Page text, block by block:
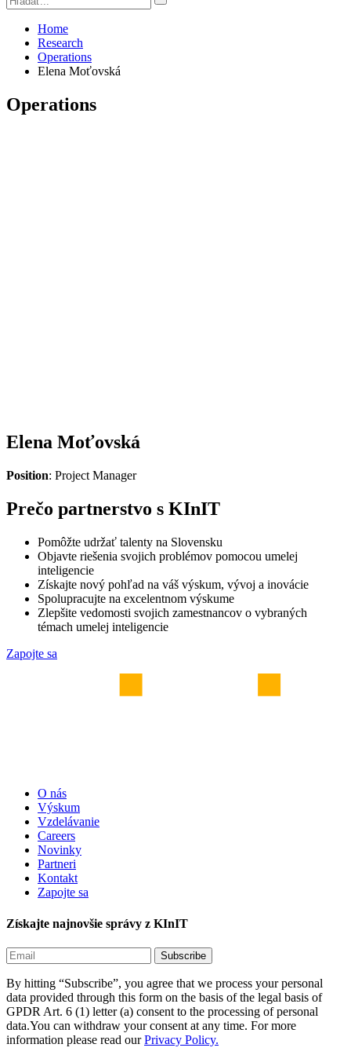
Home
Research
Operations
Elena Moťovská
Operations
Elena Moťovská
Position: Project Manager
Prečo partnerstvo s KInIT
Pomôžte udržať talenty na Slovensku
Objavte riešenia svojich problémov pomocou umelej
inteligencie
Získajte nový pohľad na váš výskum, vývoj a inovácie
Spolupracujte na excelentnom výskume
Zlepšite vedomosti svojich zamestnancov o vybraných
témach umelej inteligencie
Zapojte sa
O nás
Výskum
Vzdelávanie
Careers
Novinky
Partneri
Kontakt
Zapojte sa
Získajte najnovšie správy z KInIT
By hitting “Subscribe”, you agree that we process your personal
data provided through this form on the basis of the legal basis of
GPDR Art. 6 (1) letter (a) consent to the processing of personal
data.You can withdraw your consent at any time. For more
information please read ourPrivacy Policy.